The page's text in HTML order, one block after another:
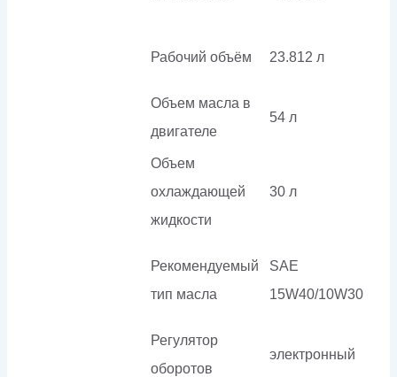
Рабочий объём 23.812 л
Объем масла в
двигателе
54 л
Объем
охлаждающей
жидкости
30 л
Рекомендуемый
тип масла
SAE
15W40/10W30
Регулятор
оборотов
электронный